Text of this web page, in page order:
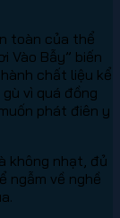
toàn của thể
Vào Bẫy” biến
chất liệu kể
vì quá đồng
phát điên y
không nhạt, đủ
ngẫm về nghề